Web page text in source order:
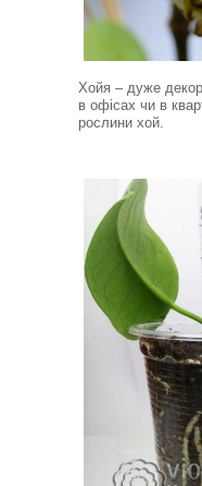
Хойя – дуже
в офісах чи в
рослини хой.